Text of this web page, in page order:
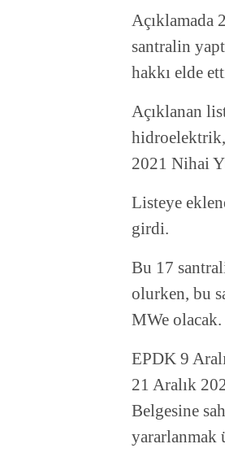
Açıklamada
santralin
hakkı elde
Açıklanan
2021 Nihai
Listeye
girdi.
Bu 17
olurken, bu
MWe olacak.
EPDK 9
21 Aralık
Belgesine
yararlanmak